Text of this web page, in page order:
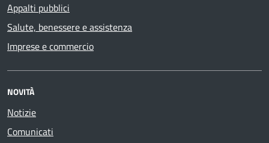
Appalti pubblici
Salute, benessere e assistenza
Imprese e commercio
NOVITÀ
Notizie
Comunicati